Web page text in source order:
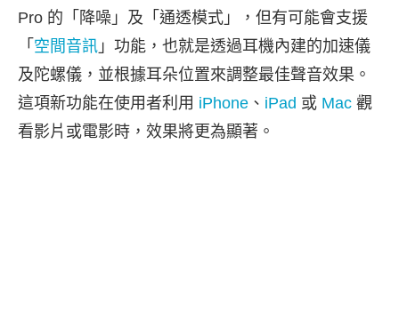
Pro 的「降噪」及「通透模式」，但有可能會支援
「 空間音訊 」功能，也就是透過耳機內建的加速儀
及陀螺儀，並根據耳朵位置來調整最佳聲音效果。
這項新功能在使用者利用 iPhone 、 iPad 或 Mac 觀
看影片或電影時，效果將更為顯著。